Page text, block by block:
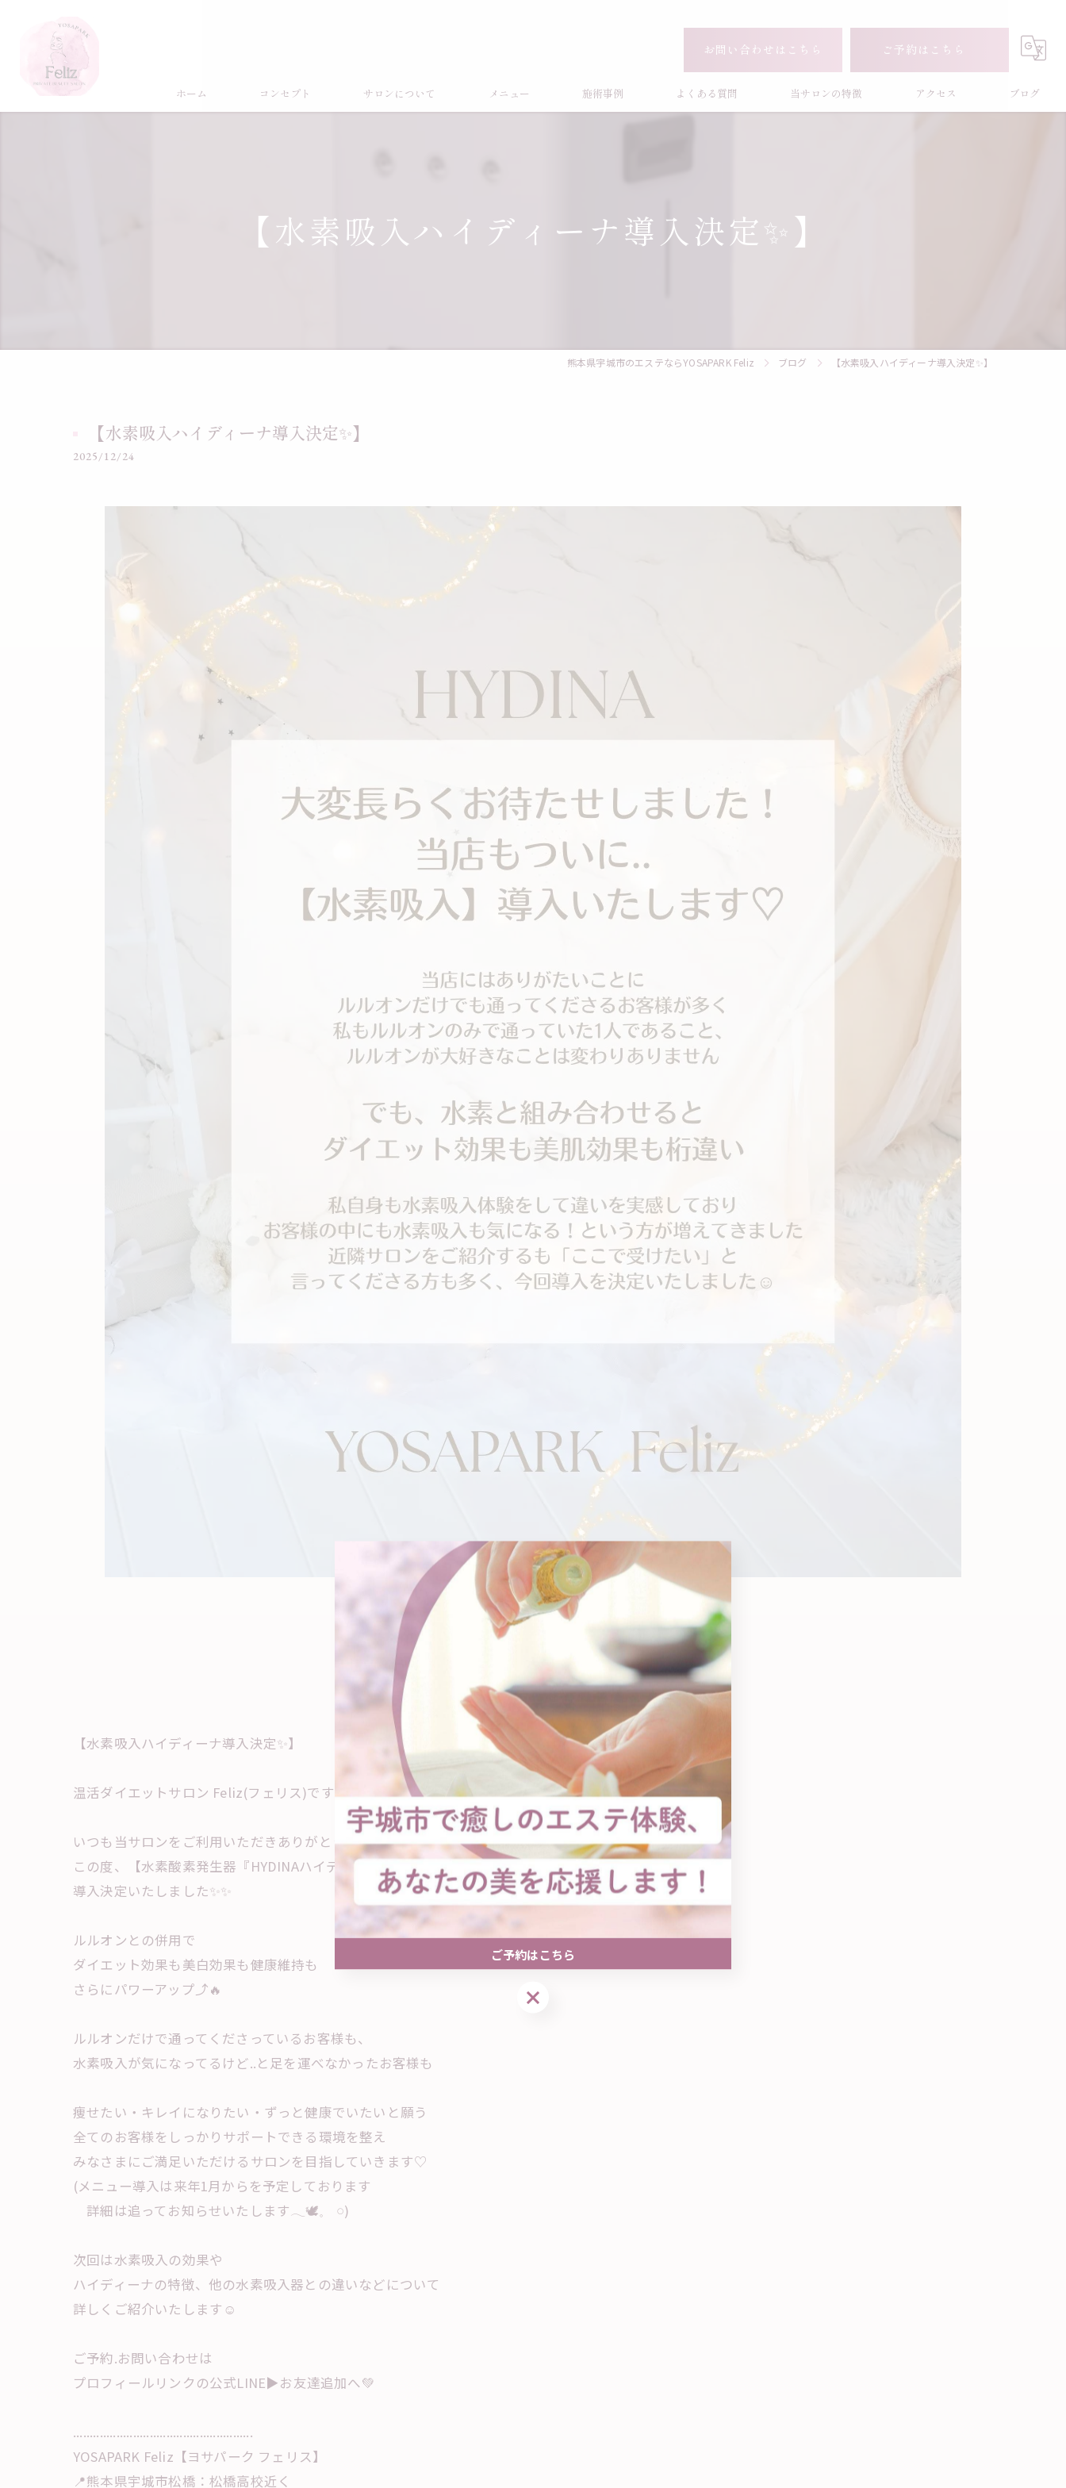
お問い合わせはこちら ご予約はこちら
ホーム コンセプト サロンについて メニュー 施術事例 よくある質問 当サロンの特徴
フェムケア
アクセス ブログ
【水素吸入ハイディーナ導入決定✨】
熊本県宇城市のエステならYOSAPARK Feliz ブログ 【水素吸入ハイディーナ導入決定✨】
【水素吸入ハイディーナ導入決定✨】
2025/12/24
【水素吸入ハイディーナ導入決定✨】
温活ダイエットサロン Feliz(フェリス)です🌷
いつも当サロンをご利用いただきありがとうございます☺︎
この度、【水素酸素発生器『HYDINAハイディーナ』】
導入決定いたしました✨✨
ルルオンとの併用で
ダイエット効果も美白効果も健康維持も
さらにパワーアップ⤴︎🔥
ルルオンだけで通ってくださっているお客様も、
水素吸入が気になってるけど..と足を運べなかったお客様も
痩せたい・キレイになりたい・ずっと健康でいたいと願う
全てのお客様をしっかりサポートできる環境を整え
みなさまにご満足いただけるサロンを目指していきます♡
(メニュー導入は来年1月からを予定しております
詳細は追ってお知らせいたします𓂃🕊𓈒 𓏸)
次回は水素吸入の効果や
ハイディーナの特徴、他の水素吸入器との違いなどについて
詳しくご紹介いたします☺︎
ご予約.お問い合わせは
プロフィールリンクの公式LINE▶︎お友達追加へ💚
......................................................
YOSAPARK Feliz【ヨサパーク フェリス】
📍熊本県宇城市松橋：松橋高校近く
ご予約はこちら
ご予約はこちら